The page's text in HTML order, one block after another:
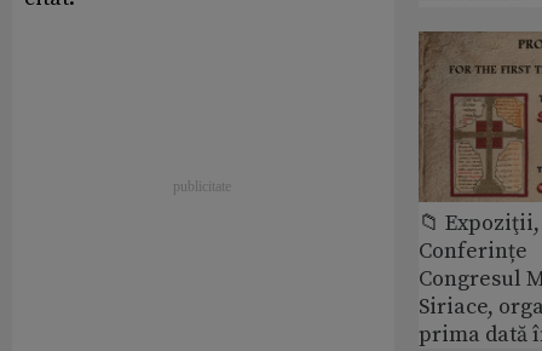
📁
Conferințe
Congresul
Siriace,
prima dată